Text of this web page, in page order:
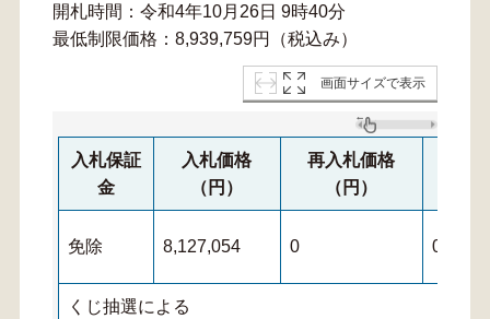
開札時間：令和4年10月26日 9時40分
最低制限価格：8,939,759円（税込み）
画面サイズで表示
入札保証
金
入札価格
（円）
再入札価格
（円）
免除 8,127,054 0 0
くじ抽選による